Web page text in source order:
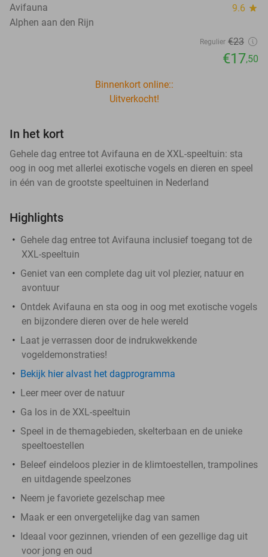
Avifauna 9.6 star
Alphen aan den Rijn
Regulier €23
€17,50
Binnenkort online::
Uitverkocht!
In het kort
Gehele dag entree tot Avifauna en de XXL-speeltuin: sta
oog in oog met allerlei exotische vogels en dieren en speel
in één van de grootste speeltuinen in Nederland
Highlights
Gehele dag entree tot Avifauna inclusief toegang tot de
XXL-speeltuin
Geniet van een complete dag uit vol plezier, natuur en
avontuur
Ontdek Avifauna en sta oog in oog met exotische vogels
en bijzondere dieren over de hele wereld
Laat je verrassen door de indrukwekkende
vogeldemonstraties!
Bekijk hier alvast het dagprogramma
Leer meer over de natuur
Ga los in de XXL-speeltuin
Speel in de themagebieden, skelterbaan en de unieke
speeltoestellen
Beleef eindeloos plezier in de klimtoestellen, trampolines
en uitdagende speelzones
Neem je favoriete gezelschap mee
Maak er een onvergetelijke dag van samen
Ideaal voor gezinnen, vrienden of een gezellige dag uit
voor jong en oud